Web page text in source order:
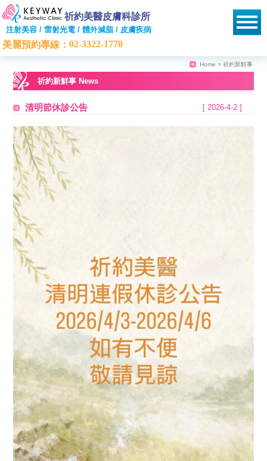
祈約美醫皮膚科診所
注射美容 / 雷射光電 / 體外減脂 / 皮膚疾病
美麗預約專線：02-3322-1778
Home > 祈約新鮮事
祈約新鮮事 News
清明節休診公告 [ 2026-4-2 ]